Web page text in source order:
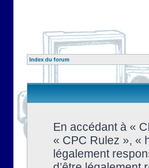
Index du forum
En accédant à «
« CPC Rulez », «
légalement